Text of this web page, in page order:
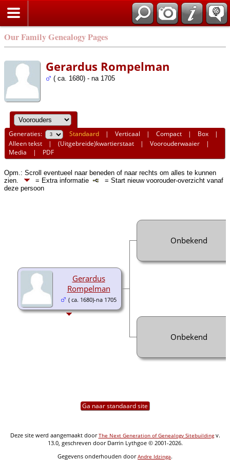
Our Family Genealogy Pages
Gerardus Rompelman
( ca. 1680) - na 1705
Generaties: Standaard |Verticaal |Compact | Box |
Alleen tekst |(Uitgebreide)kwartierstaat |Voorouderwaaier |
Media | PDF
Opm.: Scroll eventueel naar beneden of naar rechts om alles te kunnen
zien.
= Extra informatie
= Start nieuw voorouder-overzicht vanaf
deze persoon
Gerardus
Rompelman
( ca. 1680)-na 1705
Onbekend
Onbekend
Ga naar standaard site
Deze site werd aangemaakt doorThe Next Generation of Genealogy Sitebuildingv.
13.0, geschreven door Darrin Lythgoe © 2001-2026.
Gegevens onderhouden doorAndre Idzinga.